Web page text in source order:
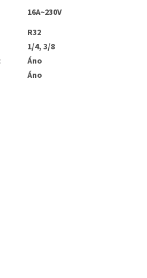
16A~230V
R32
1/4, 3/8
:
Áno
Áno